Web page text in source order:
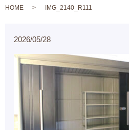
HOME IMG_2140_R111
2026/05/28